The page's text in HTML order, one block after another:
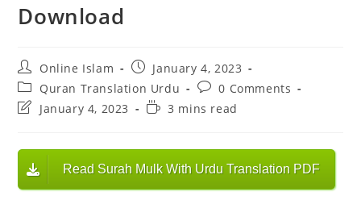
Download
Post
author:
Online Islam
Post
published:
January 4, 2023
Post
category:
Quran Translation Urdu
Post
comments:
0 Comments
PostJanuary 4, 2023
Reading3 mins read
Read Surah Mulk With Urdu Translation PDF